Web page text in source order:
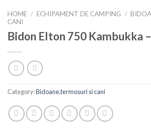
HOME / ECHIPAMENT DE CAMPING /
CANI
Bidon Elton 750 Kambukka
Category:Bidoane,termosuri si cani